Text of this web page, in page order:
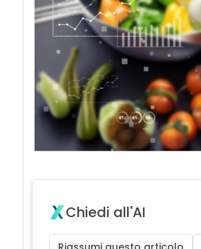
Chiedi all'AI